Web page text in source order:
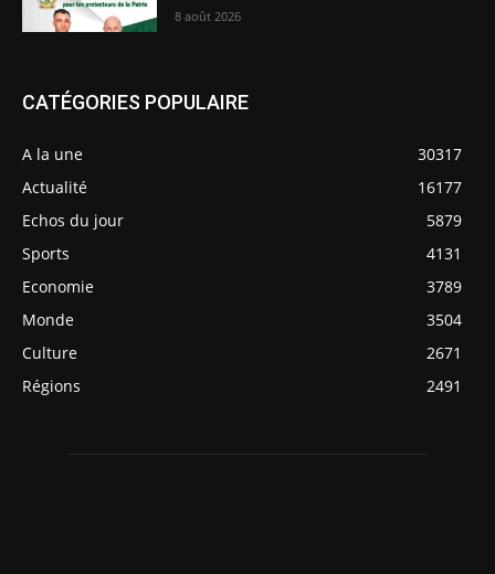
8 août 2026
CATÉGORIES POPULAIRE
A la une
30317
Actualité
16177
Echos du jour
5879
Sports
4131
Economie
3789
Monde
3504
Culture
2671
Régions
2491